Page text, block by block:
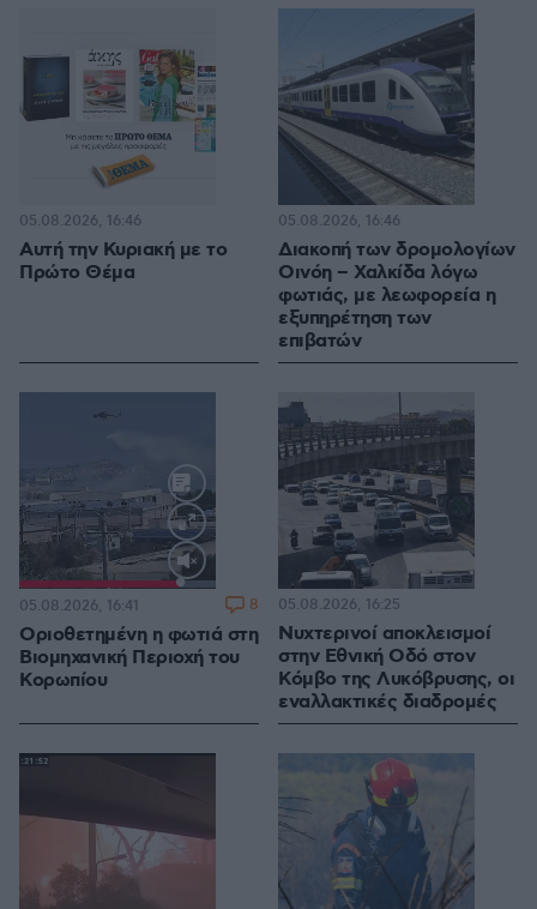
Αυτή την Κυριακή με το
Πρώτο Θέμα
05.08.2026, 16:46
Διακοπή των δρομολογίων
Οινόη – Χαλκίδα λόγω
φωτιάς, με λεωφορεία η
εξυπηρέτηση των
επιβατών
05.08.2026, 16:46
Loaded:
100.00%
Οριοθετημένη η φωτιά στη
Βιομηχανική Περιοχή του
Κορωπίου
05.08.2026, 16:41 8
Νυχτερινοί αποκλεισμοί
στην Εθνική Οδό στον
Κόμβο της Λυκόβρυσης, οι
εναλλακτικές διαδρομές
05.08.2026, 16:25